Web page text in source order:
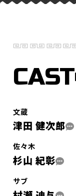
CAST
文蔵
津田 健次郎
佐々木
杉山 紀彰
サブ